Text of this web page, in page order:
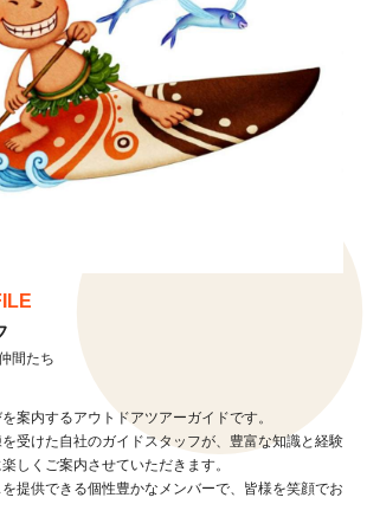
間たち
案内するアウトドアツアーガイドです。
受けた自社のガイドスタッフが、豊富な知識と経験
しくご案内させていただきます。
提供できる個性豊かなメンバーで、皆様を笑顔でお